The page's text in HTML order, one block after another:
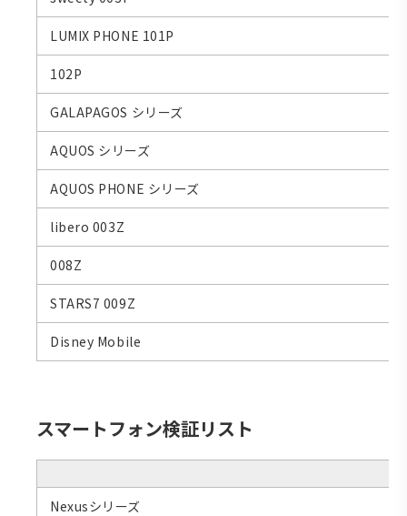
LUMIX PHONE 101P
102P
GALAPAGOS シリーズ
AQUOS シリーズ
AQUOS PHONE シリーズ
libero 003Z
008Z
STARS7 009Z
Disney Mobile
スマートフォン検証リスト
Nexusシリーズ